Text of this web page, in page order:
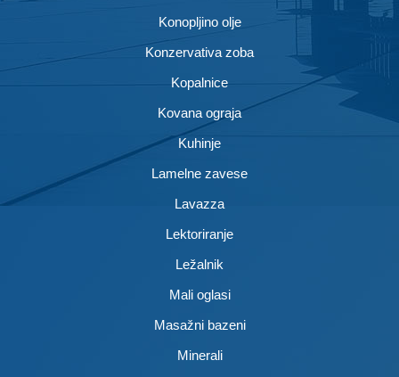
Konopljino olje
Konzervativa zoba
Kopalnice
Kovana ograja
Kuhinje
Lamelne zavese
Lavazza
Lektoriranje
Ležalnik
Mali oglasi
Masažni bazeni
Minerali